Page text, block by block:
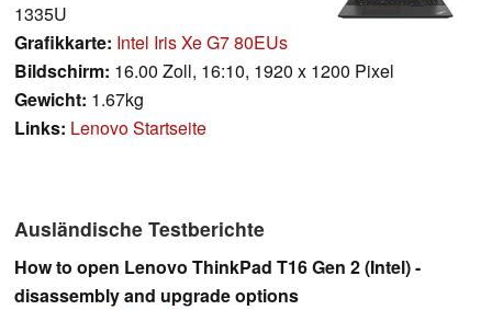
1335U
Grafikkarte: Intel Iris Xe G7 80EUs
Bildschirm: 16.00 Zoll, 16:10, 1920 x 1200 Pixel
Gewicht: 1.67kg
Links: Lenovo Startseite
Ausländische Testberichte
How to open Lenovo ThinkPad T16 Gen 2 (Intel) -
disassembly and upgrade options